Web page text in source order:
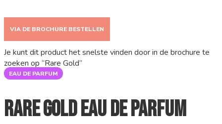
VIA DE BROCHURE BESTELLEN
Je kunt dit product het snelste vinden door in de brochure te
zoeken op “Rare Gold”
EAU DE PARFUM
Rare Gold Eau de Parfum